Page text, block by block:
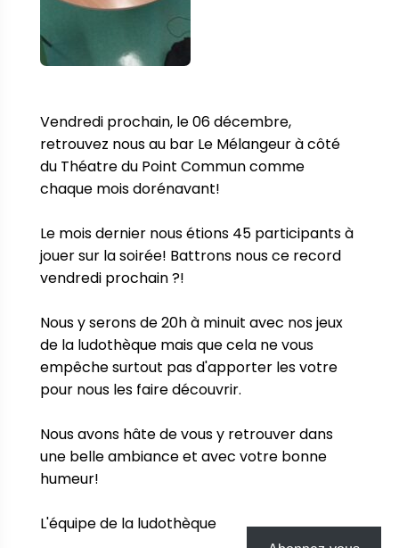
Vendredi prochain, le 06 décembre,
retrouvez nous au bar Le Mélangeur à côté
du Théatre du Point Commun comme
chaque mois dorénavant!
Le mois dernier nous étions 45 participants à
jouer sur la soirée! Battrons nous ce record
vendredi prochain ?!
Nous y serons de 20h à minuit avec nos jeux
de la ludothèque mais que cela ne vous
empêche surtout pas d'apporter les votre
pour nous les faire découvrir.
Nous avons hâte de vous y retrouver dans
une belle ambiance et avec votre bonne
humeur!
L'équipe de la ludothèque